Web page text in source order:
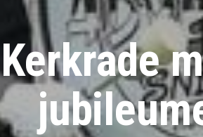
Kerkrade